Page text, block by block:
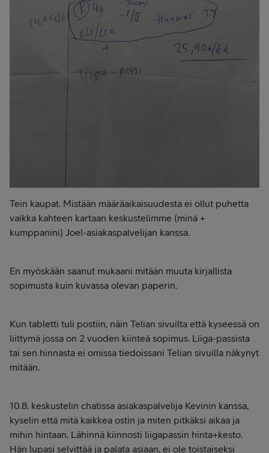
Tein kaupat. Mistään määräaikaisuudesta ei ollut puhetta
vaikka kahteen kartaan keskustelimme (minä +
kumppanini) Joel-asiakaspalvelijan kanssa.
En myöskään saanut mukaani mitään muuta kirjallista
sopimusta kuin kuvassa olevan paperin.
Kun tabletti tuli postiin, näin Telian sivuilta että kyseessä on
liittymä jossa on 2 vuoden kiinteä sopimus. Liiga-passista
tai sen hinnasta ei omissa tiedoissani Telian sivuilla näkynyt
mitään.
10.8. keskustelin chatissa asiakaspalvelija Kevinin kanssa,
kyselin että mitä kaikkea ostin ja miten pitkäksi aikaa ja
mihin hintaan. Lähinnä kiinnosti liigapassin hinta+kesto.
Hän lupasi selvittää ja palata asiaan, ei ole toistaiseksi